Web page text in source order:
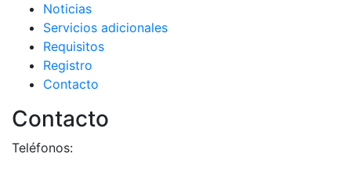
Noticias
Servicios adicionales
Requisitos
Registro
Contacto
Contacto
Teléfonos: